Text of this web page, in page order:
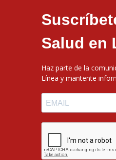
Salud en
Haz parte de la
Línea y mantente